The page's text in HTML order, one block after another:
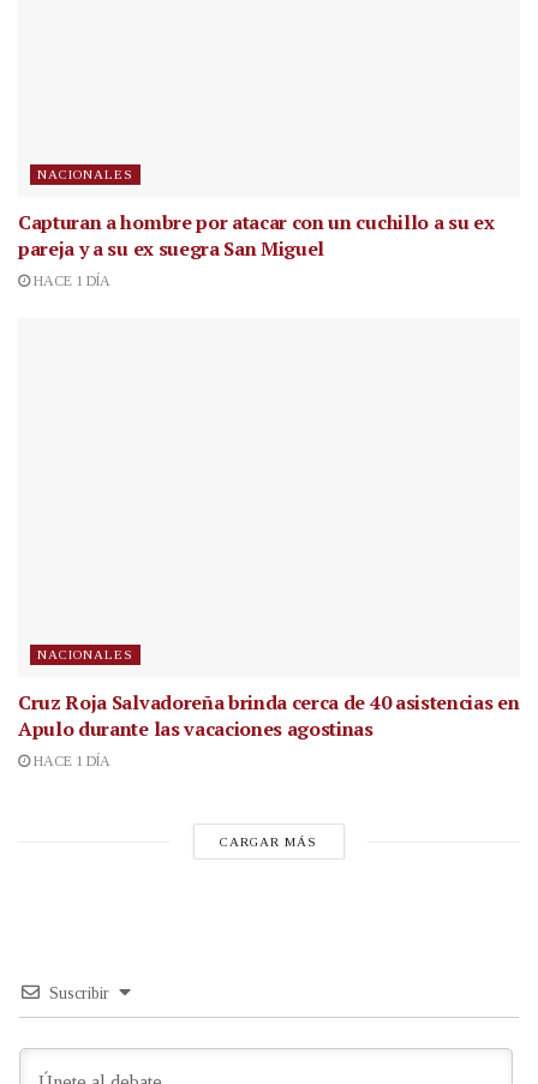
NACIONALES
Capturan a hombre por atacar con un cuchillo a su ex
pareja y a su ex suegra San Miguel
HACE 1 DÍA
NACIONALES
Cruz Roja Salvadoreña brinda cerca de 40 asistencias en
Apulo durante las vacaciones agostinas
HACE 1 DÍA
CARGAR MÁS
Suscribir